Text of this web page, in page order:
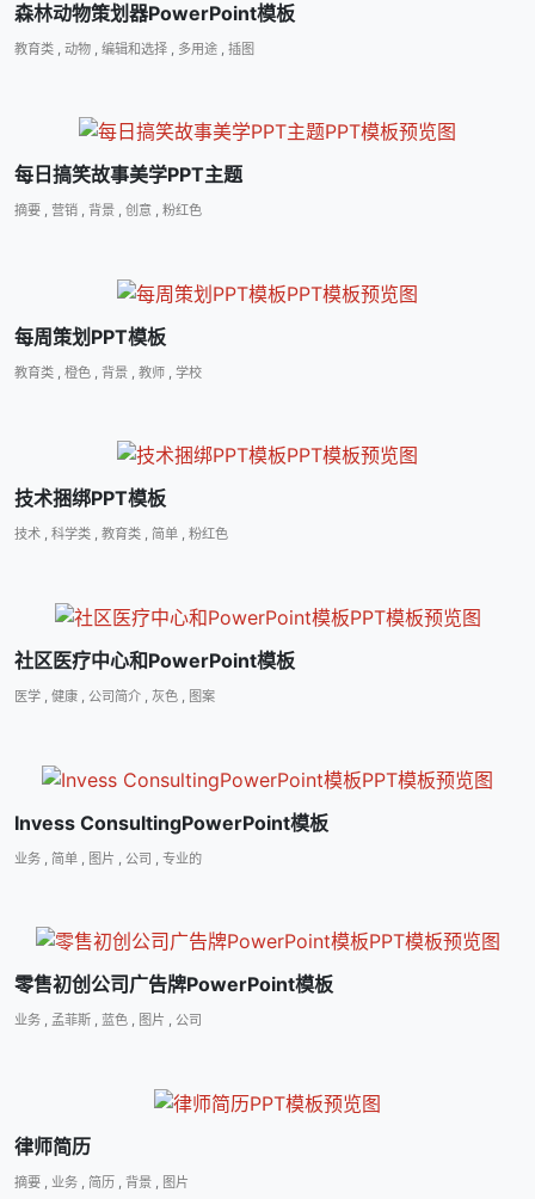
森林动物策划器PowerPoint模板
教育类 动物 编辑和选择 多用途 插图
每日搞笑故事美学PPT主题
摘要 , 营销 , 背景 , 创意 , 粉红色
每周策划PPT模板
教育类 , 橙色 , 背景 , 教师 , 学校
技术捆绑PPT模板
技术 , 科学类 , 教育类 , 简单 , 粉红色
社区医疗中心和PowerPoint模板
医学 , 健康 , 公司简介 , 灰色 , 图案
Invess ConsultingPowerPoint模板
业务 简单 图片 公司 专业的
零售初创公司广告牌PowerPoint模板
业务 , 孟菲斯 , 蓝色 , 图片 , 公司
律师简历
摘要 , 业务 , 简历 , 背景 , 图片